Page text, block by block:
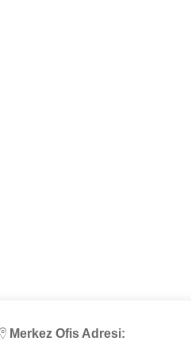
Merkez Ofis Adresi: